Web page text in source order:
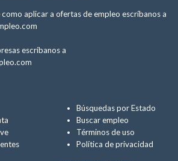
aplicar a ofertas de empleo escríbanos a
escríbanos a
Búsquedas por Estado
Buscar empleo
Términos de uso
Política de privacidad